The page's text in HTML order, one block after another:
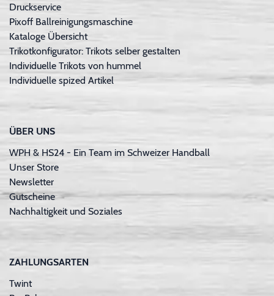
Druckservice
Pixoff Ballreinigungsmaschine
Kataloge Übersicht
Trikotkonfigurator: Trikots selber gestalten
Individuelle Trikots von hummel
Individuelle spized Artikel
ÜBER UNS
WPH & HS24 - Ein Team im Schweizer Handball
Unser Store
Newsletter
Gutscheine
Nachhaltigkeit und Soziales
ZAHLUNGSARTEN
Twint